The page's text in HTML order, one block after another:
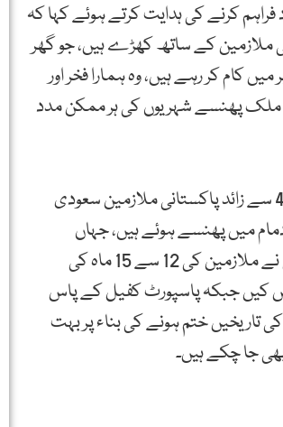
کرنے کی ہدایت کرتے ہوئے کہا کہ
ملازمین کے ساتھ کھڑے ہیں، جو گھر
کام کر رہے ہیں، وہ ہمارا فخر اور
ملک پھنسے شہریوں کی ہر ممکن مدد
یاد رہے کہ 400 سے زائد پاکستانی ملازمین سعودی
میں پھنسے ہوئے ہیں، جہاں
سعودی کمپنی نے ملازمین کی 12 سے 15 ماہ کی
کیں جبکہ پاسپورٹ کفیل کے پاس
تاریخیں ختم ہونے کی بناء پر بہت
جا چکے ہیں۔